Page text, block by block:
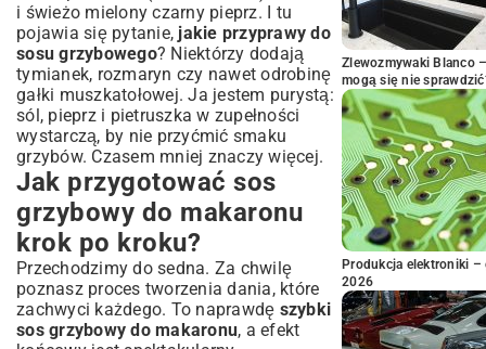
i świeżo mielony czarny pieprz. I tu
pojawia się pytanie, jakie przyprawy do
sosu grzybowego? Niektórzy dodają
tymianek, rozmaryn czy nawet odrobinę
gałki muszkatołowej. Ja jestem purystą:
sól, pieprz i pietruszka w zupełności
wystarczą, by nie przyćmić smaku
grzybów. Czasem mniej znaczy więcej.
Jak przygotować sos
grzybowy do makaronu
krok po kroku?
Przechodzimy do sedna. Za chwilę
poznasz proces tworzenia dania, które
zachwyci każdego. To naprawdę szybki
sos grzybowy do makaronu, a efekt
Zlewozmywaki Blanco
mogą się nie
Produkcja elektroniki –
2026